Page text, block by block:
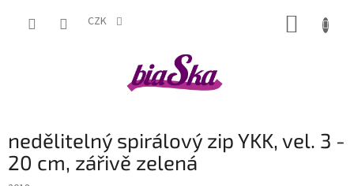
CZK
nedělitelný spirálový zip YKK, vel. 3 -
20 cm, zářivě zelená